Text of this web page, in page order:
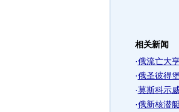
相关新闻
·俄流亡大
·俄圣彼得
·莫斯科示
·俄新核潜